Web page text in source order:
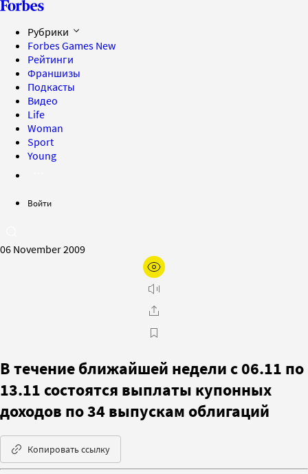
Рубрики
Forbes Games New
Рейтинги
Франшизы
Подкасты
Видео
Life
Woman
Sport
Young
Войти
06 November 2009
В течение ближайшей недели с 06.11 по
13.11 состоятся выплаты купонных
доходов по 34 выпускам облигаций
Копировать ссылку